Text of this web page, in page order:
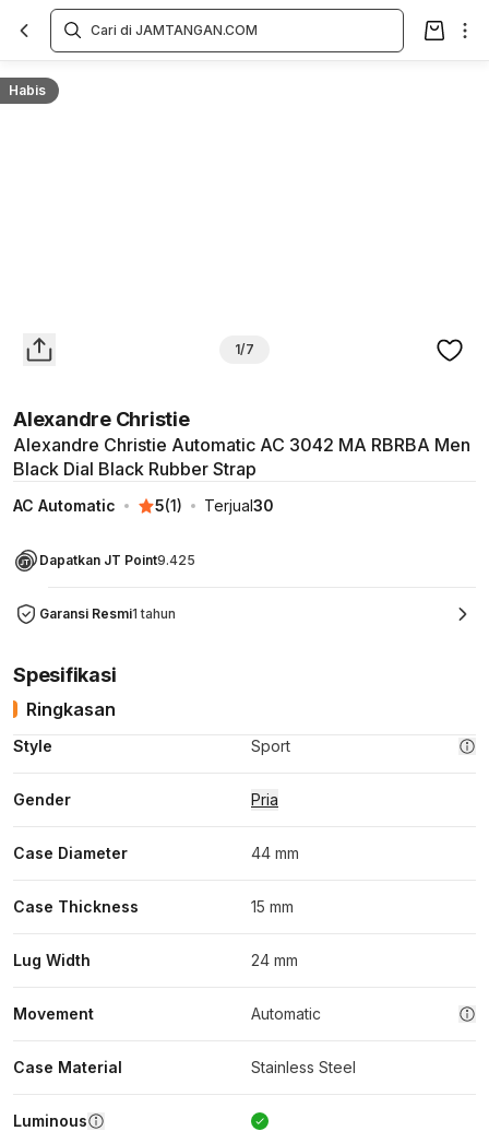
Habis
1/7
Alexandre Christie
Alexandre Christie Automatic AC 3042 MA RBRBA Men
Black Dial Black Rubber Strap
AC Automatic 5(1) Terjual30
Dapatkan JT Point9.425
Garansi Resmi1 tahun
Overview
Spesifikasi
Ringkasan
Style Sport
Gender Pria
Case Diameter 44 mm
Case Thickness 15 mm
Lug Width 24 mm
Movement Automatic
Case Material Stainless Steel
Luminous